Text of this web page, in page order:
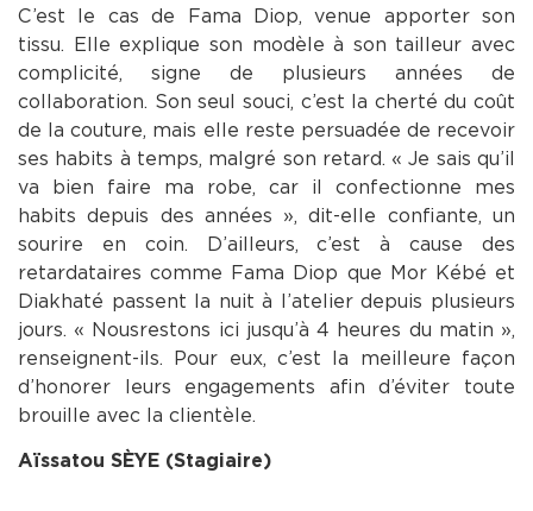
C’est le cas de Fama Diop, venue apporter son
tissu. Elle explique son modèle à son tailleur avec
complicité, signe de plusieurs années de
collaboration. Son seul souci, c’est la cherté du coût
de la couture, mais elle reste persuadée de recevoir
ses habits à temps, malgré son retard. « Je sais qu’il
va bien faire ma robe, car il confectionne mes
habits depuis des années », dit-elle confiante, un
sourire en coin. D’ailleurs, c’est à cause des
retardataires comme Fama Diop que Mor Kébé et
Diakhaté passent la nuit à l’atelier depuis plusieurs
jours. « Nousrestons ici jusqu’à 4 heures du matin »,
renseignent-ils. Pour eux, c’est la meilleure façon
d’honorer leurs engagements afin d’éviter toute
brouille avec la clientèle.
Aïssatou SÈYE (Stagiaire)